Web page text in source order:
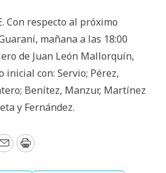
Con respecto al próximo
mañana a las 18:00
de Juan León Mallorquín,
con: Servio; Pérez,
Benítez, Manzur, Martínez
y Fernández.
EmailPrint